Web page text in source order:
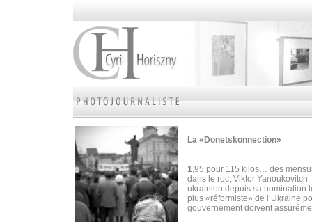
La «Donetskonnection»
1,95 pour 115 kilos… des
dans le roc, Viktor
ukrainien depuis sa nomination
plus «réformiste» de l’Ukraine
gouvernement doivent